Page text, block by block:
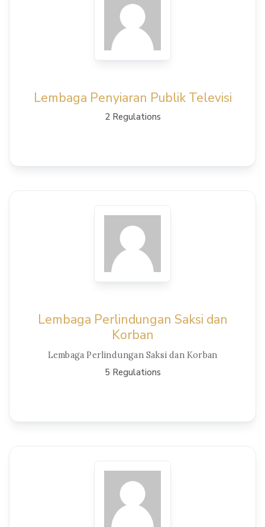
Lembaga Penyiaran Publik Televisi
2 Regulations
View Details
Lembaga Perlindungan Saksi dan
Korban
Lembaga Perlindungan Saksi dan Korban
5 Regulations
View Details